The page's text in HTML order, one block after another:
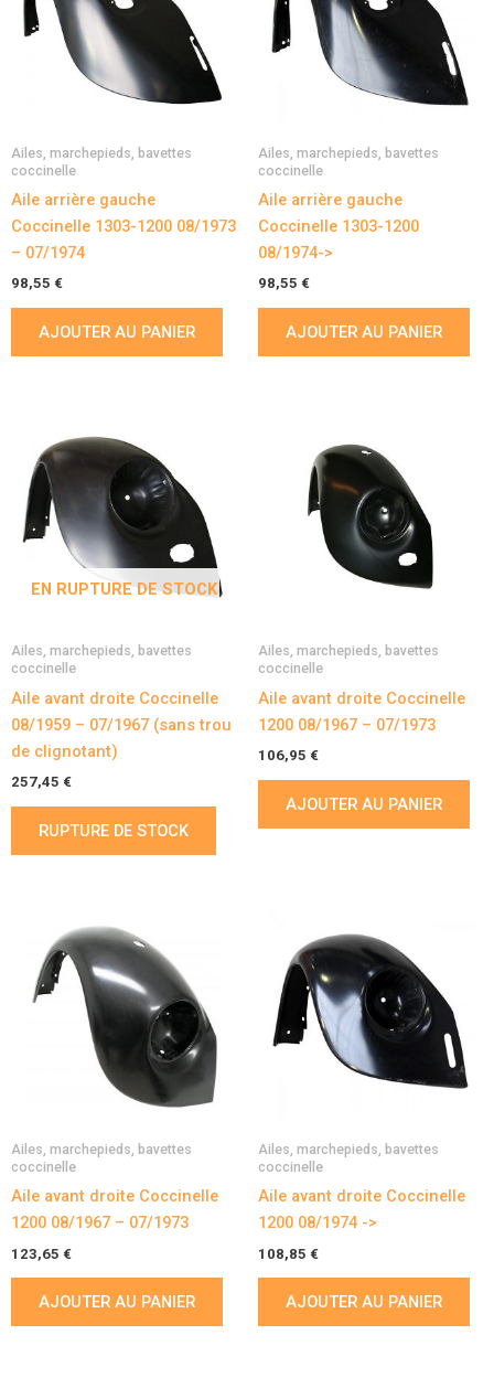
Ailes, marchepieds, bavettes
coccinelle
Aile arrière gauche
Coccinelle 1303-1200 08/1973
– 07/1974
98,55 €
AJOUTER AU PANIER
Ailes, marchepieds, bavettes
coccinelle
Aile arrière gauche
Coccinelle 1303-1200
08/1974->
98,55 €
AJOUTER AU PANIER
EN RUPTURE DE STOCK
Ailes, marchepieds, bavettes
coccinelle
Aile avant droite Coccinelle
08/1959 – 07/1967 (sans trou
de clignotant)
257,45 €
RUPTURE DE STOCK
Ailes, marchepieds, bavettes
coccinelle
Aile avant droite Coccinelle
1200 08/1967 – 07/1973
106,95 €
AJOUTER AU PANIER
Ailes, marchepieds, bavettes
coccinelle
Aile avant droite Coccinelle
1200 08/1967 – 07/1973
123,65 €
AJOUTER AU PANIER
Ailes, marchepieds, bavettes
coccinelle
Aile avant droite Coccinelle
1200 08/1974 ->
108,85 €
AJOUTER AU PANIER